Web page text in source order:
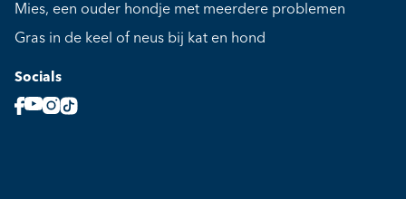
Mies, een ouder hondje met meerdere problemen
Gras in de keel of neus bij kat en hond
Socials